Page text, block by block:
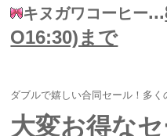
キヌガワコーヒー...
O16:30)まで
ダブルで嬉しい合同セール！多く
大変お得な